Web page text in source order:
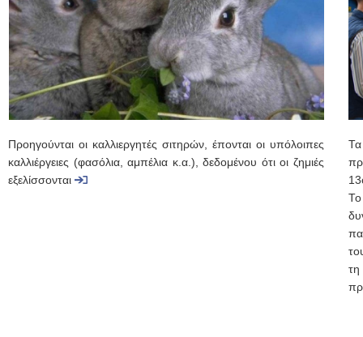
Προηγούνται οι καλλιεργητές σιτηρών, έπονται οι υπόλοιπες
καλλιέργειες (φασόλια, αμπέλια κ.α.), δεδομένου ότι οι ζημιές
εξελίσσονται
Το